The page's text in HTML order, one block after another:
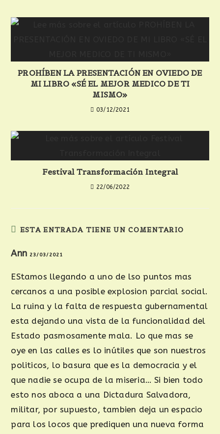
PROHÍBEN LA PRESENTACIÓN EN OVIEDO DE
MI LIBRO «SÉ EL MEJOR MEDICO DE TI
MISMO»
03/12/2021
Festival Transformación Integral
22/06/2022
ESTA ENTRADA TIENE UN COMENTARIO
Ann 23/03/2021
EStamos llegando a uno de lso puntos mas
cercanos a una posible explosion parcial social.
La ruina y la falta de respuesta gubernamental
esta dejando una vista de la funcionalidad del
Estado pasmosamente mala. Lo que mas se
oye en las calles es lo inútiles que son nuestros
politicos, lo basura que es la democracia y el
que nadie se ocupa de la miseria… Si bien todo
esto nos aboca a una Dictadura Salvadora,
militar, por supuesto, tambien deja un espacio
para los locos que prediquen una nueva forma